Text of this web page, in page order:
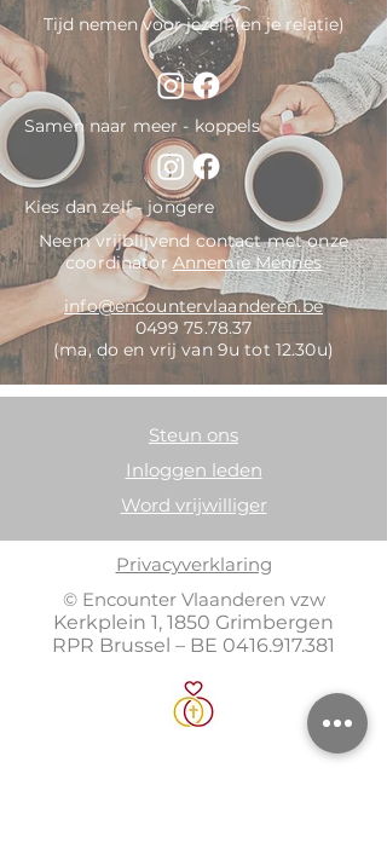
Tijd nemen voor jezelf (en je relatie)
Samen naar meer - koppels
Kies dan zelf - jongere
Neem vrijblijvend contact met onze
coordinatorAnnemie Mennes
info@encountervlaanderen.be
0499 75.78.37
(ma, do en vrij van 9u tot 12.30u)
Steun ons
Inloggen leden
Word vrijwilliger
Privacyverklaring
© Encounter Vlaanderen vzw
Kerkplein 1, 1850 Grimbergen
RPR Brussel – BE 0416.917.381